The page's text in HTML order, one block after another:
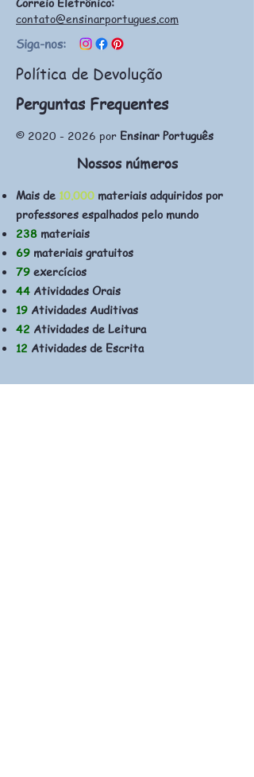
contato@ensinarportugues.com
Siga-nos:
Política de Devolução
Perguntas Frequentes
© 2020 - 2026 por Ensinar Português
Nossos números
Mais de 10.000 materiais adquiridos por
professores espalhados pelo mundo
238 materiais
69 materiais gratuitos
79 exercícios
44 Atividades Orais
19 Atividades Auditivas
42 Atividades de Leitura
12 Atividades de Escrita